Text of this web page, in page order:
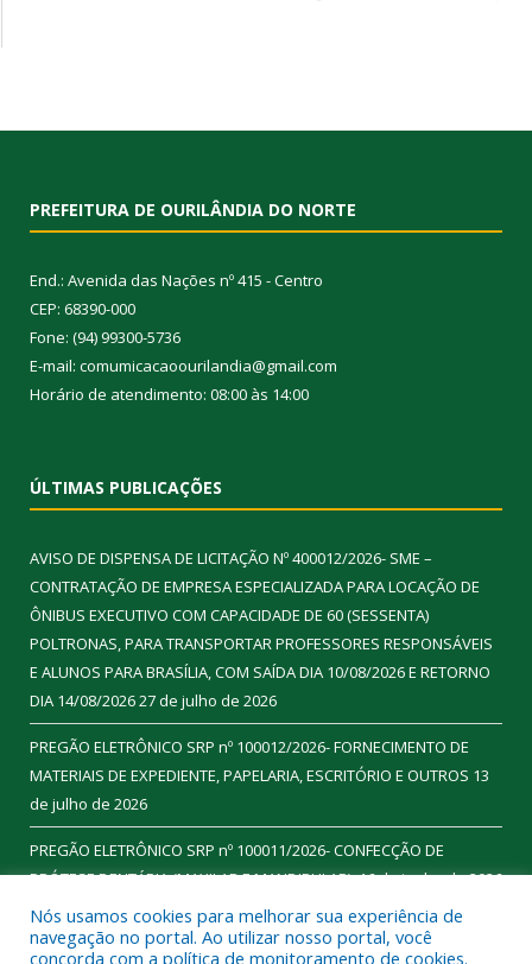
PREFEITURA DE OURILÂNDIA DO NORTE
End.: Avenida das Nações nº 415 - Centro
CEP: 68390-000
Fone: (94) 99300-5736
E-mail: comumicacaoourilandia@gmail.com
Horário de atendimento: 08:00 às 14:00
ÚLTIMAS PUBLICAÇÕES
AVISO DE DISPENSA DE LICITAÇÃO Nº 400012/2026- SME –
CONTRATAÇÃO DE EMPRESA ESPECIALIZADA PARA LOCAÇÃO DE
ÔNIBUS EXECUTIVO COM CAPACIDADE DE 60 (SESSENTA)
POLTRONAS, PARA TRANSPORTAR PROFESSORES RESPONSÁVEIS
E ALUNOS PARA BRASÍLIA, COM SAÍDA DIA 10/08/2026 E RETORNO
DIA 14/08/202627 de julho de 2026
PREGÃO ELETRÔNICO SRP nº 100012/2026- FORNECIMENTO DE
MATERIAIS DE EXPEDIENTE, PAPELARIA, ESCRITÓRIO E OUTROS 13
de julho de 2026
PREGÃO ELETRÔNICO SRP nº 100011/2026- CONFECÇÃO DE
PRÓTESE DENTÁRIA (MAXILAR E MANDIBULAR).16 de junho de 2026
Nós usamos cookies para melhorar sua experiência de
navegação no portal. Ao utilizar nosso portal, você
concorda com a política de monitoramento de cookies.